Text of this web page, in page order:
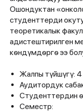
Ошондуктан
студенттерди
теоретикалык
адистештирилген
кѳндүмдѳргѳ ээ
Жалпы түйшүгү:
Аудитордук
Студенттердин
Семестр: